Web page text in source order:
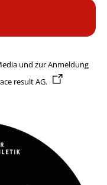
und zur Anmeldung
result AG.